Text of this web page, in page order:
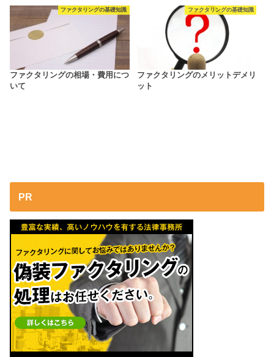
ファクタリングの基礎知識
ファクタリングの相場・費用につ
いて
ファクタリングの基礎知識
ファクタリングのメリットデメリ
ット
PR